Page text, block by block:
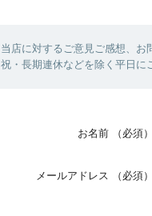
当店に対するご意見ご感想、
祝・長期連休などを除く平日に
お名前 （必須）
メールアドレス （必須）